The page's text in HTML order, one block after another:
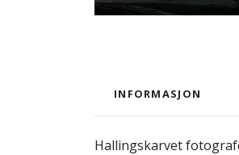
INFORMASJON
Hallingskarvet